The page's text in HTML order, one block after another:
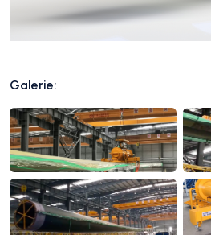
Galerie: